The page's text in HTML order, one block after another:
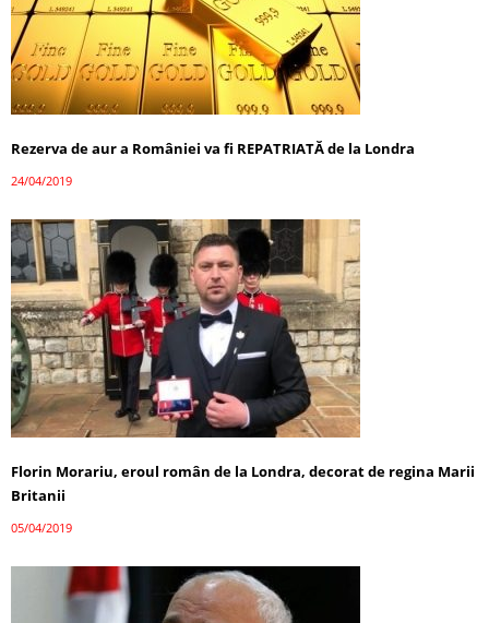
Rezerva de aur a României va fi REPATRIATĂ de la Londra
24/04/2019
Florin Morariu, eroul român de la Londra, decorat de regina Marii
Britanii
05/04/2019